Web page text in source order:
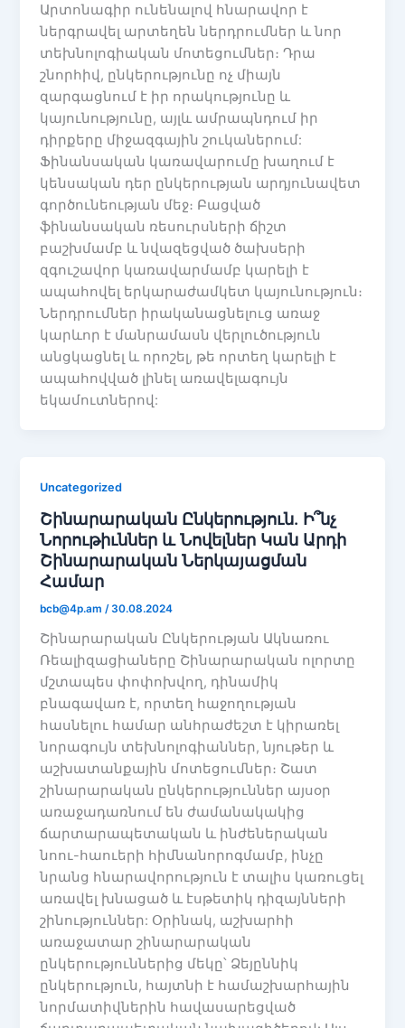
Արտոնագիր ունենալով հնարավոր է
ներգրավել արտեղեն ներդրումներ և նոր
տեխնոլոգիական մոտեցումներ։ Դրա
շնորհիվ, ընկերությունը ոչ միայն
զարգացնում է իր որակությունը և
կայունությունը, այլև ամրապնդում իր
դիրքերը միջազգային շուկաներում:
Ֆինանսական կառավարումը խաղում է
կենսական դեր ընկերության արդյունավետ
գործունեության մեջ։ Բացված
ֆինանսական ռեսուրսների ճիշտ
բաշխմամբ և նվազեցված ծախսերի
զգուշավոր կառավարմամբ կարելի է
ապահովել երկարաժամկետ կայունություն։
Ներդրումներ իրականացնելուց առաջ
կարևոր է մանրամասն վերլուծություն
անցկացնել և որոշել, թե որտեղ կարելի է
ապահովված լինել առավելագույն
եկամուտներով:
Uncategorized
Շինարարական Ընկերություն. Ի՞նչ
Նորութիւններ և Նովելներ Կան Արդի
Շինարարական Ներկայացման
Համար
bcb@4p.am/30.08.2024
Շինարարական Ընկերության Ակնառու
Ռեալիզացիաները Շինարարական ոլորտը
մշտապես փոփոխվող, դինամիկ
բնագավառ է, որտեղ հաջողության
հասնելու համար անհրաժեշտ է կիրառել
նորագույն տեխնոլոգիաններ, նյութեր և
աշխատանքային մոտեցումներ։ Շատ
շինարարական ընկերություններ այսօր
առաջադառնում են ժամանակակից
ճարտարապետական և ինժեներական
նոու-հաուերի հիմնանորոգմամբ, ինչը
նրանց հնարավորություն է տալիս կառուցել
առավել խնացած և էսթետիկ դիզայնների
շինություններ: Օրինակ, աշխարհի
առաջատար շինարարական
ընկերություններից մեկը՝ Ձեյըննիկ
ընկերություն, հայտնի է համաշխարհային
նորմատիվներին հավասարեցված